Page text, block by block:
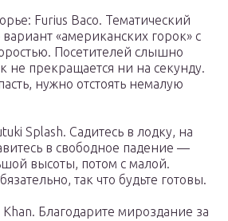
Furius Baco. Тематический
«американских горок» с
Посетителей слышно
не прекращается ни на секунду.
нужно отстоять немалую
Splash. Садитесь в лодку, на
в свободное падение —
высоты, потом с малой.
так что будьте готовы.
Благодарите мироздание за